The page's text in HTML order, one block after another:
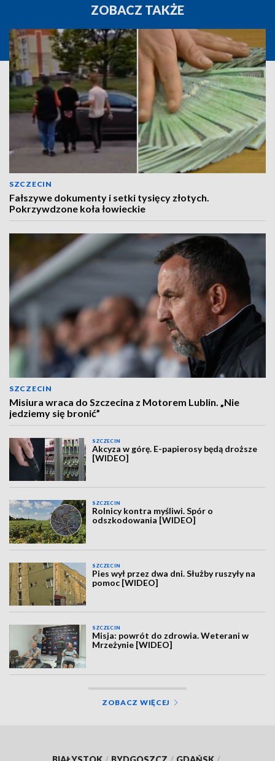
ZOBACZ TAKŻE
SZCZECIN
Fałszywe dokumenty i setki tysięcy złotych.
Pokrzywdzone koła łowieckie
SZCZECIN
Misiura wraca do Szczecina z Motorem Lublin. „Nie
jedziemy się bronić”
SZCZECIN
Akcyza w górę. E-papierosy będą droższe
[WIDEO]
SZCZECIN
Rolnicy kontra myśliwi. Spór o
odszkodowania [WIDEO]
SZCZECIN
Pies wył przez dwa dni. Służby ruszyły na
pomoc [WIDEO]
SZCZECIN
Misja: powrót do zdrowia. Weterani w
Mrzeżynie [WIDEO]
ZOBACZ WIĘCEJ